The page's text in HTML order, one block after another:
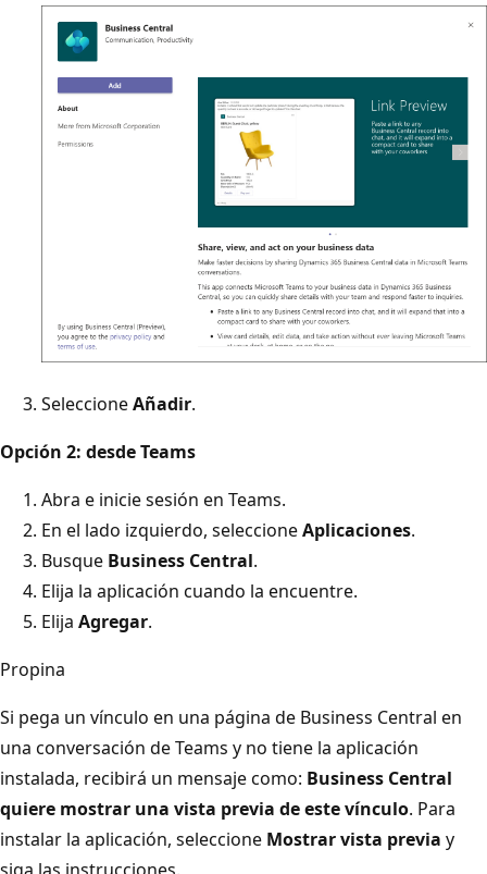
SeleccioneAñadir.
Opción 2: desde Teams
Abra e inicie sesión en Teams.
En el lado izquierdo, seleccioneAplicaciones.
Busque Business Central.
Elija la aplicación cuando la encuentre.
Elija Agregar.
Propina
Si pega un vínculo en una página de Business Central en
una conversación de Teams y no tiene la aplicación
instalada, recibirá un mensaje como: Business Central
quiere mostrar una vista previa de este vínculo. Para
instalar la aplicación, seleccione Mostrar vista previa y